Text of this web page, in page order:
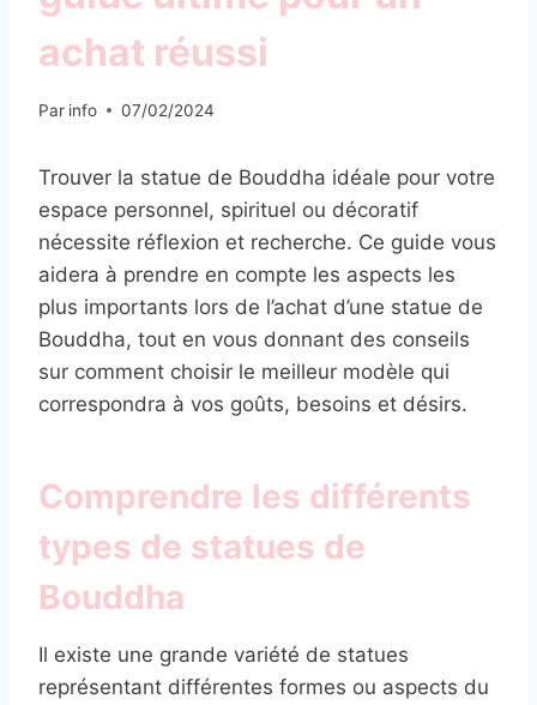
achat réussi
Par info 07/02/2024
Trouver la statue de Bouddha idéale pour votre
espace personnel, spirituel ou décoratif
nécessite réflexion et recherche. Ce guide vous
aidera à prendre en compte les aspects les
plus importants lors de l’achat d’une statue de
Bouddha, tout en vous donnant des conseils
sur comment choisir le meilleur modèle qui
correspondra à vos goûts, besoins et désirs.
Comprendre les différents
types de statues de
Bouddha
Il existe une grande variété de statues
représentant différentes formes ou aspects du